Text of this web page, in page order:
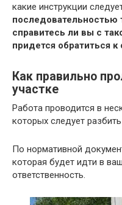
какие инструкции
последовательностью
справитесь ли вы с
придется обратиться
Как правильно
участке
Работа проводится в
которых следует
По нормативной
которая будет идти в
ответственность.